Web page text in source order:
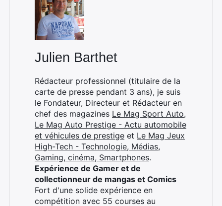
Julien Barthet
Rédacteur professionnel (titulaire de la
carte de presse pendant 3 ans), je suis
le Fondateur, Directeur et Rédacteur en
chef des magazines Le Mag Sport Auto,
Le Mag Auto Prestige - Actu automobile
et véhicules de prestige et Le Mag Jeux
High-Tech - Technologie, Médias,
Gaming, cinéma, Smartphones.
Expérience de Gamer et de
collectionneur de mangas et Comics
Fort d'une solide expérience en
compétition avec 55 courses au